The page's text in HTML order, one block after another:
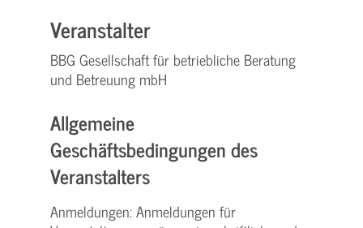
Veranstalter
BBG Gesellschaft für betriebliche Beratung
und Betreuung mbH
Allgemeine
Geschäftsbedingungen des
Veranstalters
Anmeldungen: Anmeldungen für